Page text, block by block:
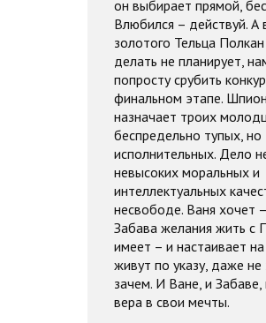
он выбирает прямой,
Влюбился – действуй. А
золотого Тельца
делать не планирует,
попросту срубить
финальном этапе.
назначает троих
беспредельно тупых,
исполнительных. Дело
невысоких моральных и
интеллектуальных
несвободе. Ваня хочет
Забава желания жить с
имеет – и настаивает
живут по указу, даже не
зачем. И Ване, и
вера в свои мечты.